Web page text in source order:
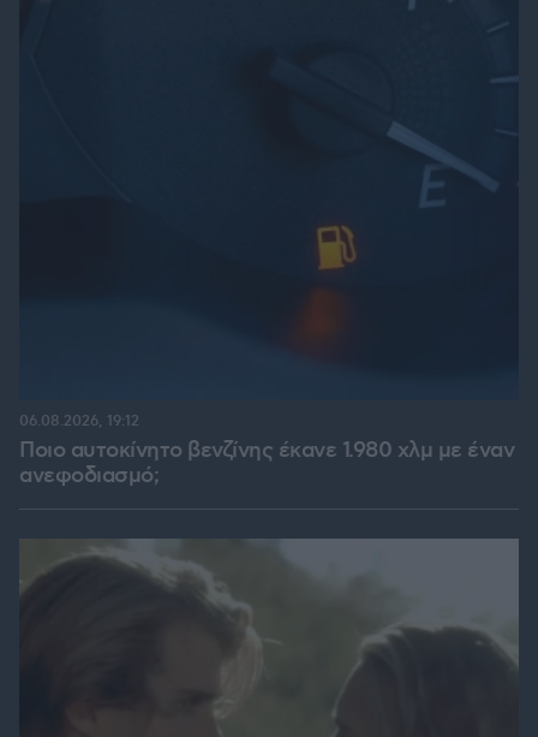
Ποιο αυτοκίνητο βενζίνης έκανε 1.980 χλμ με έναν
ανεφοδιασμό;
06.08.2026, 19:12